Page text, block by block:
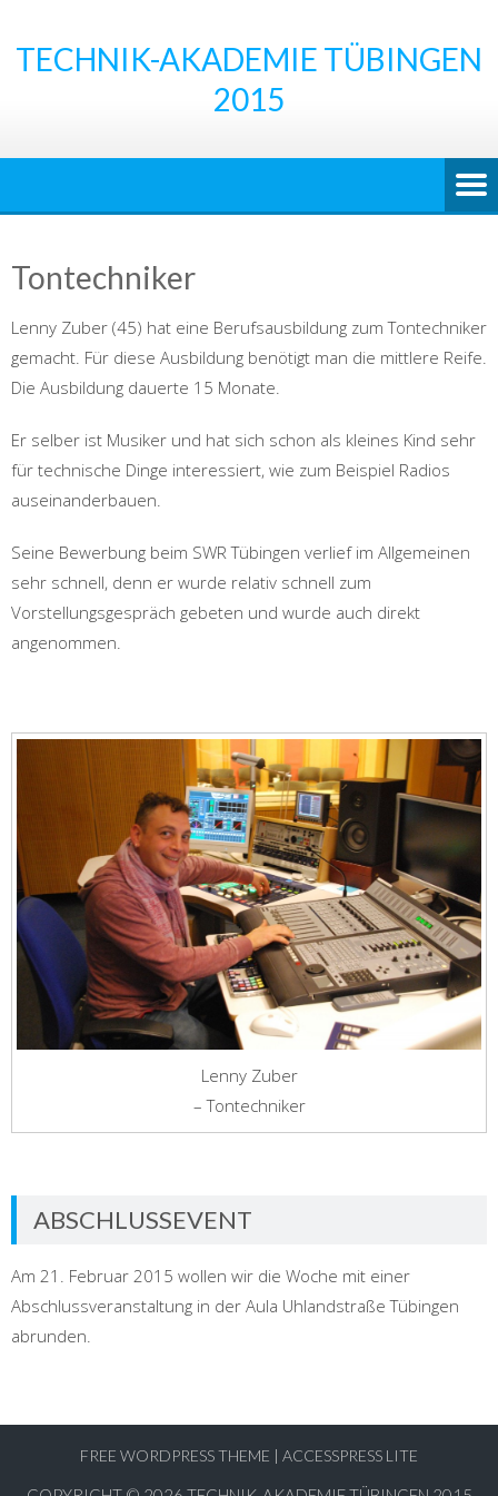
content
TECHNIK-AKADEMIE TÜBINGEN
2015
Tontechniker
Lenny Zuber (45) hat eine Berufsausbildung zum Tontechniker
gemacht. Für diese Ausbildung benötigt man die mittlere Reife.
Die Ausbildung dauerte 15 Monate.
Er selber ist Musiker und hat sich schon als kleines Kind sehr
für technische Dinge interessiert, wie zum Beispiel Radios
auseinanderbauen.
Seine Bewerbung beim SWR Tübingen verlief im Allgemeinen
sehr schnell, denn er wurde relativ schnell zum
Vorstellungsgespräch gebeten und wurde auch direkt
angenommen.
Lenny Zuber
– Tontechniker
ABSCHLUSSEVENT
Am 21. Februar 2015 wollen wir die Woche mit einer
Abschlussveranstaltung in der Aula Uhlandstraße Tübingen
abrunden.
FREE WORDPRESS THEME | ACCESSPRESS LITE